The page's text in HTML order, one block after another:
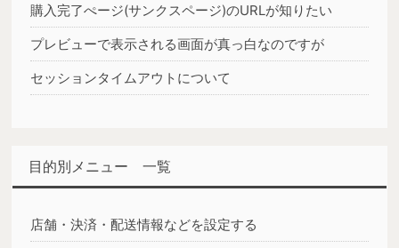
購入完了ぺージ(サンクスページ)のURLが知りたい
プレビューで表示される画面が真っ白なのですが
セッションタイムアウトについて
目的別メニュー 一覧
店舗・決済・配送情報などを設定する